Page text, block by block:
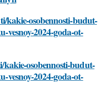
kakie-osobennosti-budut-
vesnoy-2024-goda-ot-
kakie-osobennosti-budut-
vesnoy-2024-goda-ot-